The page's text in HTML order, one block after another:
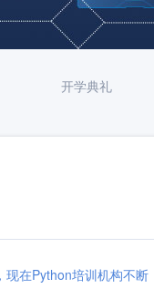
开学典礼
现在Python培训机构不断